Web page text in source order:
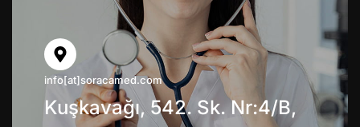
info[at]soracamed.com
Kuşkavağı, 542. Sk. Nr:4/B,